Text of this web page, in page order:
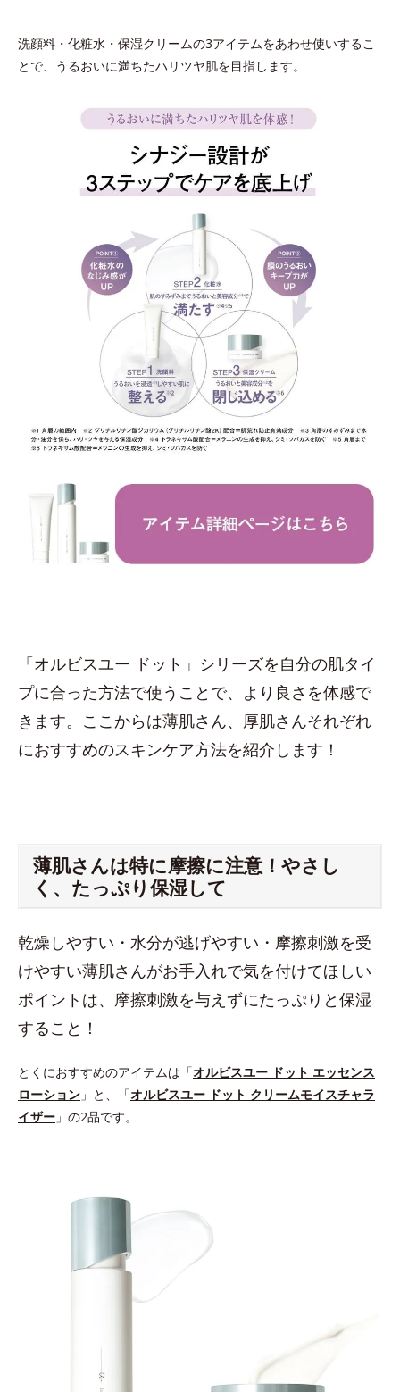
洗顔料・化粧水・保湿クリームの3アイテムをあわせ使いするこ
とで、うるおいに満ちたハリツヤ肌を目指します。
「オルビスユー ドット」シリーズを自分の肌タイ
プに合った方法で使うことで、より良さを体感で
きます。ここからは薄肌さん、厚肌さんそれぞれ
におすすめのスキンケア方法を紹介します！
薄肌さんは特に摩擦に注意！やさし
く、たっぷり保湿して
乾燥しやすい・水分が逃げやすい・摩擦刺激を受
けやすい薄肌さんがお手入れで気を付けてほしい
ポイントは、摩擦刺激を与えずにたっぷりと保湿
すること！
とくにおすすめのアイテムは「オルビスユー ドット エッセンス
ローション 」と、「オルビスユー ドット クリームモイスチャラ
イザー 」の2品です。